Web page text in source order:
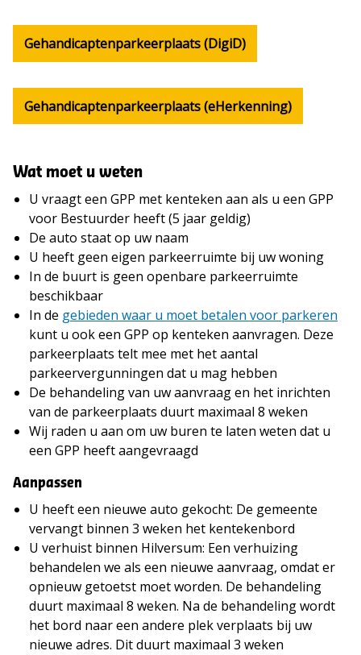
Gehandicaptenparkeerplaats (DigiD)
Gehandicaptenparkeerplaats (eHerkenning)
Wat moet u weten
U vraagt een GPP met kenteken aan als u een GPP
voor Bestuurder heeft (5 jaar geldig)
De auto staat op uw naam
U heeft geen eigen parkeerruimte bij uw woning
In de buurt is geen openbare parkeerruimte
beschikbaar
In de gebieden waar u moet betalen voor parkeren
kunt u ook een GPP op kenteken aanvragen. Deze
parkeerplaats telt mee met het aantal
parkeervergunningen dat u mag hebben
De behandeling van uw aanvraag en het inrichten
van de parkeerplaats duurt maximaal 8 weken
Wij raden u aan om uw buren te laten weten dat u
een GPP heeft aangevraagd
Aanpassen
U heeft een nieuwe auto gekocht: De gemeente
vervangt binnen 3 weken het kentekenbord
U verhuist binnen Hilversum: Een verhuizing
behandelen we als een nieuwe aanvraag, omdat er
opnieuw getoetst moet worden. De behandeling
duurt maximaal 8 weken. Na de behandeling wordt
het bord naar een andere plek verplaats bij uw
nieuwe adres. Dit duurt maximaal 3 weken